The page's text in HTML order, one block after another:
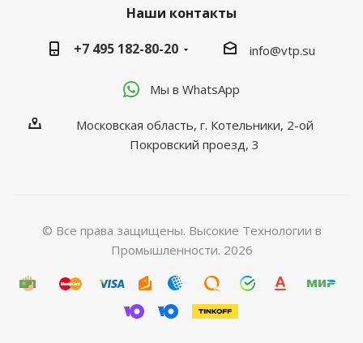
Наши контакты
+7 495 182-80-20
info@vtp.su
Мы в WhatsApp
Московская область, г. Котельники, 2-ой
Покровский проезд, 3
© Все права защищены. Высокие Технологии в
Промышленности. 2026